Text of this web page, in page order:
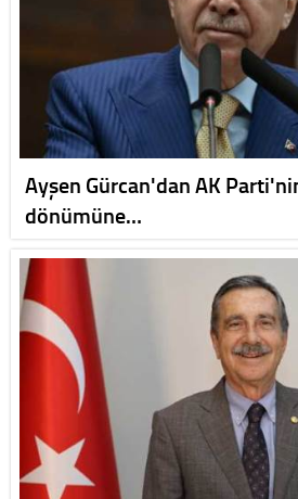
Ayşen Gürcan'dan AK
dönümüne…